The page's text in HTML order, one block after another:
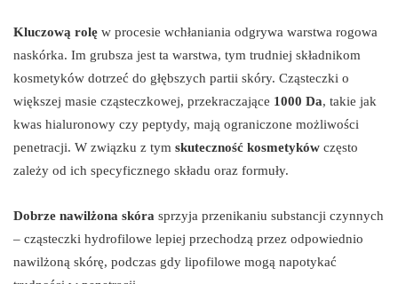
Kluczową rolę w procesie wchłaniania odgrywa warstwa rogowa
naskórka. Im grubsza jest ta warstwa, tym trudniej składnikom
kosmetyków dotrzeć do głębszych partii skóry. Cząsteczki o
większej masie cząsteczkowej, przekraczające 1000 Da, takie jak
kwas hialuronowy czy peptydy, mają ograniczone możliwości
penetracji. W związku z tym skuteczność kosmetyków często
zależy od ich specyficznego składu oraz formuły.
Dobrze nawilżona skóra sprzyja przenikaniu substancji czynnych
– cząsteczki hydrofilowe lepiej przechodzą przez odpowiednio
nawilżoną skórę, podczas gdy lipofilowe mogą napotykać